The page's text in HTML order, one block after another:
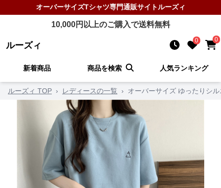
オーバーサイズTシャツ専門通販サイトルーズィ
10,000円以上のご購入で送料無料
ルーズィ 0 0
新着商品 商品を検索 人気ランキング
ルーズィ TOP › レディースの一覧 › オーバーサイズ ゆったりシ